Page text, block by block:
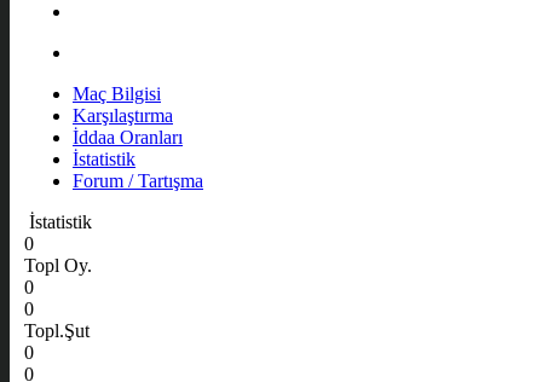
Maç Bilgisi
Karşılaştırma
İddaa Oranları
İstatistik
Forum / Tartışma
İstatistik
0
Topl Oy.
0
0
Topl.Şut
0
0